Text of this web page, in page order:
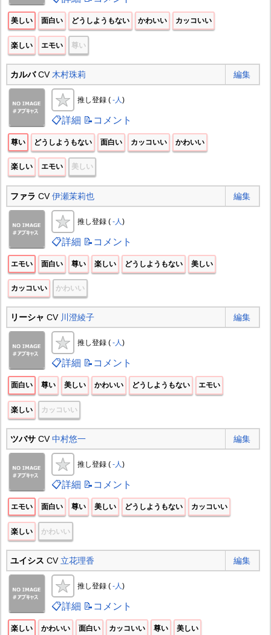
美しい 面白い どうしようもない かわいい カッコいい
楽しい エモい 尊い
カルバCV 木村珠莉 編集
推し登録 ( -人)
📋詳細 📝コメント
尊い どうしようもない 面白い カッコいい かわいい
楽しい エモい 美しい
ファラ CV伊瀬茉莉也 編集
推し登録 ( -人 )
📋詳細 📝コメント
エモい 面白い 尊い 楽しい どうしようもない 美しい
カッコいい かわいい
リーシャ CV 川澄綾子 編集
推し登録 ( -人)
📋詳細 📝コメント
面白い 尊い 美しい かわいい どうしようもない エモい
楽しい カッコいい
ツバサCV中村悠一 編集
推し登録 ( -人)
📋詳細 📝コメント
エモい 面白い 尊い 美しい どうしようもない カッコいい
楽しい かわいい
ユイシス CV 立花理香 編集
推し登録 ( -人)
📋詳細 📝コメント
楽しい かわいい 面白い カッコいい 尊い 美しい